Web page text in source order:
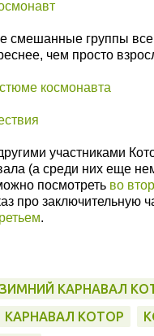
смешанные группы
чем просто
участниками
(а среди них еще
посмотреть во
про заключительную
.
ЗИМНИЙ КАРНАВАЛ
КАРНАВАЛ КОТОР